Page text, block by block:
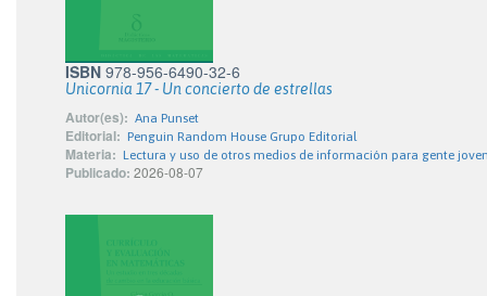
ISBN 978-956-6490-32-6
Unicornia 17 - Un concierto de estrellas
Autor(es): Ana Punset
Editorial: Penguin Random House Grupo Editorial
Materia: Lectura y uso de otros medios de información para gente
Publicado: 2026-08-07